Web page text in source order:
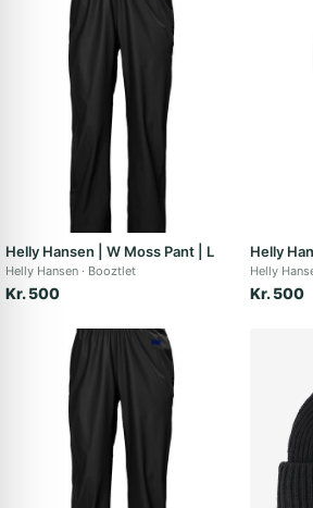
Helly Hansen | W Moss Pant | L
Helly Hansen Booztlet
Kr. 500
Helly
Helly
Kr. 500